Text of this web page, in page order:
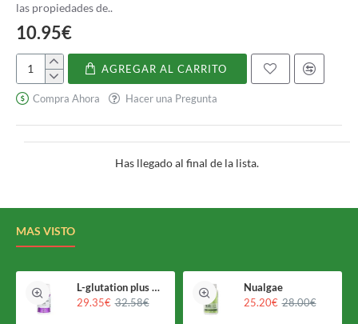
las propiedades de..
10.95€
Propoleoter
AGREGAR AL CARRITO
Compra Ahora Hacer una Pregunta
Has llegado al final de la lista.
MAS VISTO
L-glutation plus Holomega
29.35€ 32.58€
Nualgae
25.20€ 28.00€